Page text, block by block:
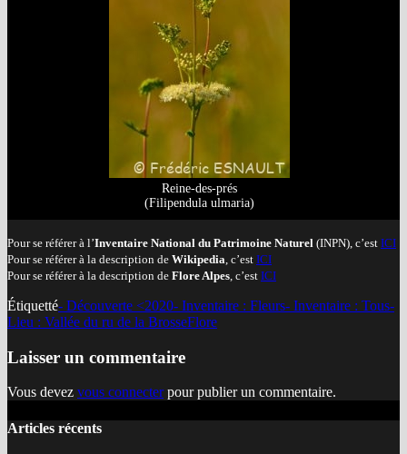
Reine-des-prés
(Filipendula ulmaria)
Pour se référer à l’Inventaire National du Patrimoine Naturel (INPN), c’est ICI
Pour se référer à la description de Wikipedia , c’est ICI
Pour se référer à la description de Flore Alpes , c’est ICI
Étiquetté- Découverte <2020- Inventaire : Fleurs- Inventaire : Tous-
Lieu : Vallée du ru de la BrosseFlore
Laisser un commentaire
Vous devez vous connecterpour publier un commentaire.
Articles récents